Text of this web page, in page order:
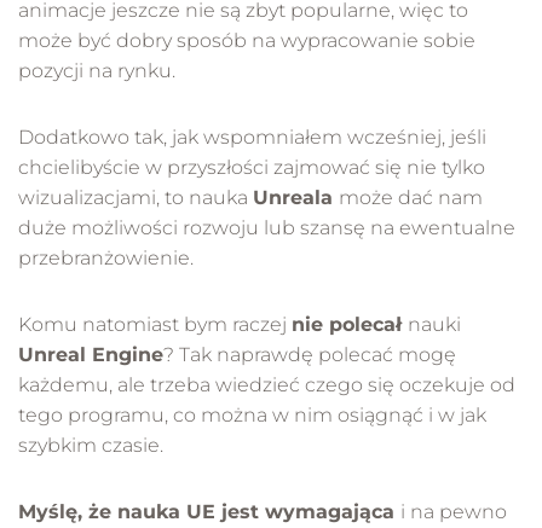
animacje jeszcze nie są zbyt popularne, więc to
może być dobry sposób na wypracowanie sobie
pozycji na rynku.
Dodatkowo tak, jak wspomniałem wcześniej, jeśli
chcielibyście w przyszłości zajmować się nie tylko
wizualizacjami, to nauka Unreala może dać nam
duże możliwości rozwoju lub szansę na ewentualne
przebranżowienie.
Komu natomiast bym raczej nie polecał nauki
Unreal Engine? Tak naprawdę polecać mogę
każdemu, ale trzeba wiedzieć czego się oczekuje od
tego programu, co można w nim osiągnąć i w jak
szybkim czasie.
Myślę, że nauka UE jest wymagająca i na pewno